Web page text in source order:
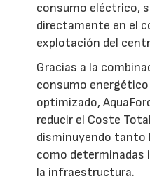
consumo eléctrico,
directamente en el
explotación del
Gracias a la
consumo
optimizado,
reducir el Coste
disminuyendo
como determinadas
la infraestructura.